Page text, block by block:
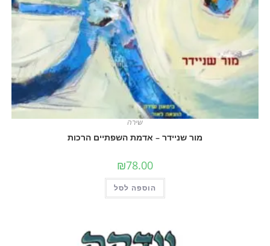
שירה
מור שניידר – אדמת השפתיים הרכות
₪78.00
הוספה לסל